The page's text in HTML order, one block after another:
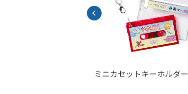
ミニカセットキーホルダー